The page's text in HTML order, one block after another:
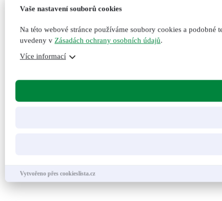
Vaše nastavení souborů cookies
Na této webové stránce používáme soubory cookies a
uvedeny v Zásadách ochrany osobních údajů.
Více informací
Vytvořeno přes cookieslista.cz